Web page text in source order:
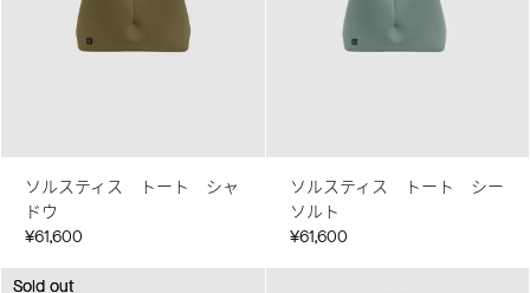
ソルスティス トート シャ
ドウ
¥61,600
ソルスティス トート シー
ソルト
¥61,600
Sold out
Sold out